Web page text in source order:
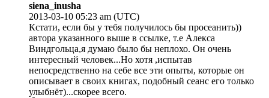
siena_inusha
2013-03-10 05:23 am (UTC)
Кстати, если бы у тебя получилось бы просеанить))
автора указанного выше в ссылке, т.е Алекса
Виндгольца,я думаю было бы неплохо. Он очень
интересный человек...Но хотя ,испытав
непосредственно на себе все эти опыты, которые он
описывает в своих книгах, подобный сеанс его только
улыбнёт)...скорее всего.